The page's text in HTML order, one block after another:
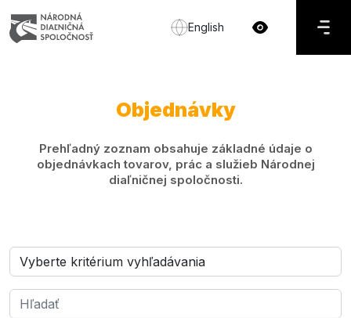
English
Objednávky
Prehľadný zoznam obsahuje základné údaje o
objednávkach tovarov, prác a služieb Národnej
diaľničnej spoločnosti.